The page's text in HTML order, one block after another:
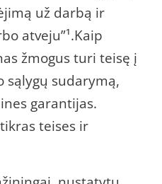
už darbą ir
atveju”¹.Kaip
žmogus turi teisę į
sudarymą,
garantijas.
teises ir